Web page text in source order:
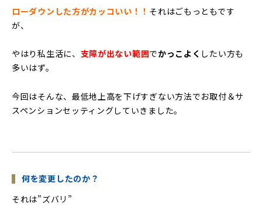
ローダウンした方がカッコいい！！ それはごもっともです
が、
やはり私生活に、 支障が出ない範囲でかっこよく したい方も
多いはず。
今回はそんな、最低地上高を下げすぎない方法でお取付＆サ
スペンションセッティングしていきました。
何を変更したのか？
それは”ズバリ”